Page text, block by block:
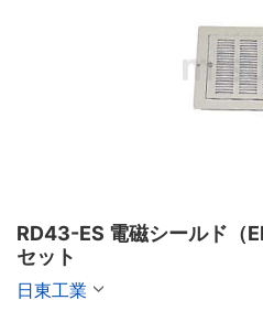
RD43-ES 電磁シールド（
セット
日東工業